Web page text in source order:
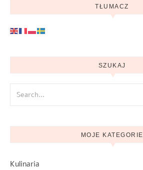
TŁUMACZ
SZUKAJ
MOJE KATEGORIE
Kulinaria